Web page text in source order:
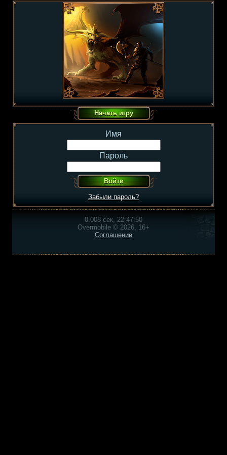
Имя
Пароль
Забыли пароль?
0.008 сек, 22:47:50
Overmobile © 2026, 16+
Соглашение